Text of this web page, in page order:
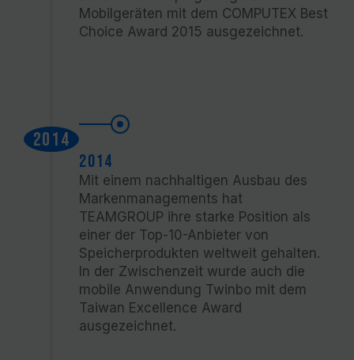
Mobilgeräten mit dem COMPUTEX Best
Choice Award 2015 ausgezeichnet.
2014
2014
Mit einem nachhaltigen Ausbau des
Markenmanagements hat
TEAMGROUP ihre starke Position als
einer der Top-10-Anbieter von
Speicherprodukten weltweit gehalten.
In der Zwischenzeit wurde auch die
mobile Anwendung Twinbo mit dem
Taiwan Excellence Award
ausgezeichnet.